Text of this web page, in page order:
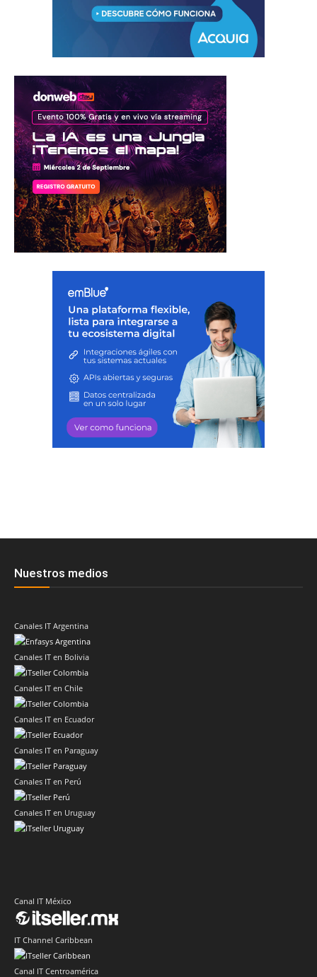
Nuestros medios
Canales IT Argentina
Canales IT en Bolivia
Canales IT en Chile
Canales IT en Ecuador
Canales IT en Paraguay
Canales IT en Perú
Canales IT en Uruguay
Canal IT México
IT Channel Caribbean
Canal IT Centroamérica